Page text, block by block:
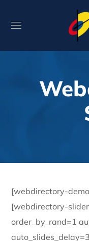
[webdirectory-
[webdirectory-
order_by_rand=1